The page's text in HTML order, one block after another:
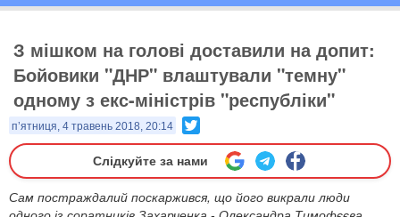
З мішком на голові доставили на допит:
Бойовики "ДНР" влаштували "темну"
одному з екс-міністрів "республіки"
п’ятниця, 4 травень 2018, 20:14
Слідкуйте за нами
Сам постраждалий поскаржився, що його викрали люди